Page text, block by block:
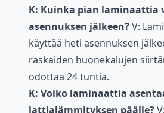
K: Kuinka pian laminaattia
asennuksen jälkeen?V:
käyttää heti asennuksen
raskaiden huonekalujen
odottaa 24 tuntia.
K: Voiko laminaattia
lattialämmityksen päälle?